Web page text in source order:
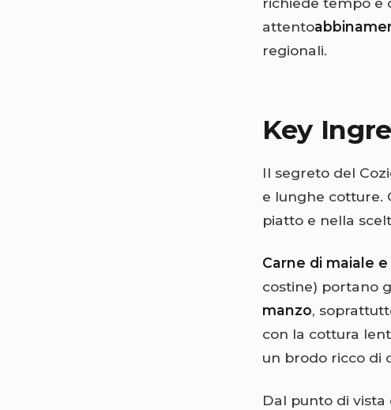
attento
regionali.
Key
Il segreto del
e lunghe cotture.
piatto e nella
Carne di maiale
costine) portano
manzo,
con la cottura
un brodo ricco di
Dal punto di vista